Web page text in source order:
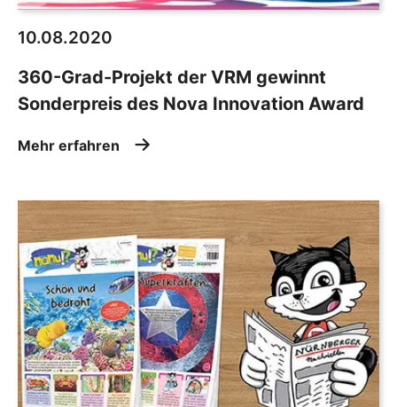
10.08.2020
360-Grad-Projekt der VRM gewinnt
Sonderpreis des Nova Innovation Award
Mehr erfahren